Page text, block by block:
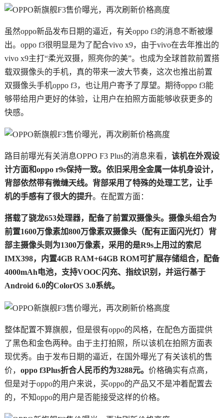
虽然oppo新品发布日期的逼近，有关oppo f3的消息不断被爆
出。oppo f3很明显是为了配合vivo x9，由于vivo在去年推出的
vivo x9主打“柔光双摄，照亮你的美”。也成为全球首款前置搭
载双摄像头的手机，真的带来一波大节奏，这次也推出前置
双摄像头手机oppo f3，也让用户寄予了厚望。期待oppo f3能
够带给用户更好的体验，让用户在拍照方面能够收获更多的
快感。
路目前曝光有关消息OPPO F3 Plus的消息来看， 该机在外观设
计方面和oppo r9s保持一致。依旧采用全金属一体机身设计，
背部依然带有微缝天线。背部采用了特殊的处理工艺，让手
机的手感有了很大的提升。在配置方面：
搭载了骁龙653处理器，配备了前置双摄像头。摄像头组合为
前置1600万像素加800万像素双摄像头（配有正面闪光灯）背
部主摄像头则为1300万像素，采用的是R9s上用过的索尼
IMX398，内置4GB RAM+64GB ROM可扩展存储组合，配备
4000mAh电池，支持VOOC闪充、指纹识别，并运行基于
Android 6.0的ColorOS 3.0系统。
整体配置不算旗舰，但是很有oppo的风格，在配色方面提供
了黑色和金色两种。由于主打拍照，所以该机在拍照方面表
现优秀。由于发布日期的逼近，在国外曝光了有关该机的售
价， oppo f3Plus折合人民币约为3288元。 价格确实有点高，
但是对于oppo的用户来说，买oppo的产品又不是冲着配置去
的，不知oppo的用户是否能接受这样的价格。